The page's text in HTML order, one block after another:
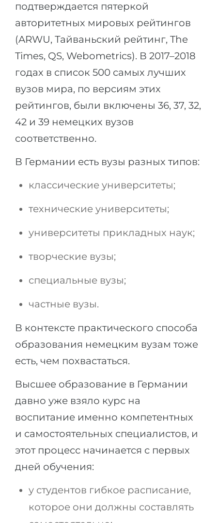
подтверждается пятеркой
авторитетных мировых рейтингов
(ARWU, Тайваньский рейтинг, The
Times, QS, Webometrics). В 2017–2018
годах в список 500 самых лучших
вузов мира, по версиям этих
рейтингов, были включены 36, 37, 32,
42 и 39 немецких вузов
соответственно.
В Германии есть вузы разных типов:
классические университеты;
технические университеты;
университеты прикладных наук;
творческие вузы;
специальные вузы;
частные вузы.
В контексте практического способа
образования немецким вузам тоже
есть, чем похвастаться.
Высшее образование в Германии
давно уже взяло курс на
воспитание именно компетентных
и самостоятельных специалистов, и
этот процесс начинается с первых
дней обучения:
у студентов гибкое расписание,
которое они должны составлять